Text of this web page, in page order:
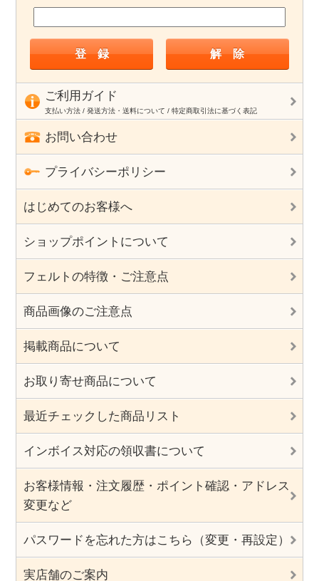
ご利用ガイド
支払い方法 / 発送方法・送料について / 特定商取引法に基づく表記
お問い合わせ
プライバシーポリシー
はじめてのお客様へ
ショップポイントについて
フェルトの特徴・ご注意点
商品画像のご注意点
掲載商品について
お取り寄せ商品について
最近チェックした商品リスト
インボイス対応の領収書について
お客様情報・注文履歴・ポイント確認・アドレス
変更など
パスワードを忘れた方はこちら（変更・再設定）
実店舗のご案内